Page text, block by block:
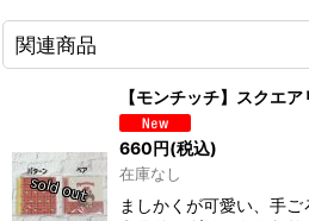
関連商品
【モンチッチ】スクエ
660円(税込)
在庫なし
ましかくが可愛い、手